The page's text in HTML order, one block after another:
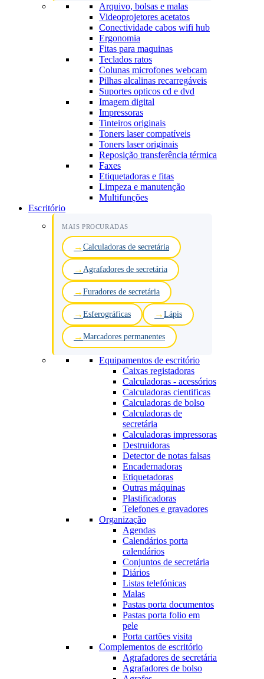
Arquivo, bolsas e malas
Videoprojetores acetatos
Conectividade cabos wifi hub
Ergonomia
Fitas para maquinas
Teclados ratos
Colunas microfones webcam
Pilhas alcalinas recarregáveis
Suportes opticos cd e dvd
Imagem digital
Impressoras
Tinteiros originais
Toners laser compatíveis
Toners laser originais
Reposição transferência térmica
Faxes
Etiquetadoras e fitas
Limpeza e manutenção
Multifunções
Escritório
MAIS PROCURADAS
Calculadoras de secretária
Agrafadores de secretária
Furadores de secretária
Esferográficas Lápis
Marcadores permanentes
Equipamentos de escritório
Caixas registadoras
Calculadoras - acessórios
Calculadoras cientificas
Calculadoras de bolso
Calculadoras de
secretária
Calculadoras impressoras
Destruidoras
Detector de notas falsas
Encadernadoras
Etiquetadoras
Outras máquinas
Plastificadoras
Telefones e gravadores
Organização
Agendas
Calendários porta
calendários
Conjuntos de secretária
Diários
Listas telefónicas
Malas
Pastas porta documentos
Pastas porta folio em
pele
Porta cartões visita
Complementos de escritório
Agrafadores de secretária
Agrafadores de bolso